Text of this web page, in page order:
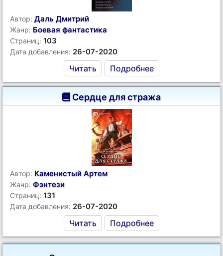
Автор: Даль Дмитрий
Жанр: Боевая фантастика
Страниц: 103
Дата добавления: 26-07-2020
Читать Подробнее
Сердце для стража
Автор: Каменистый Артем
Жанр: Фэнтези
Страниц: 131
Дата добавления: 26-07-2020
Читать Подробнее